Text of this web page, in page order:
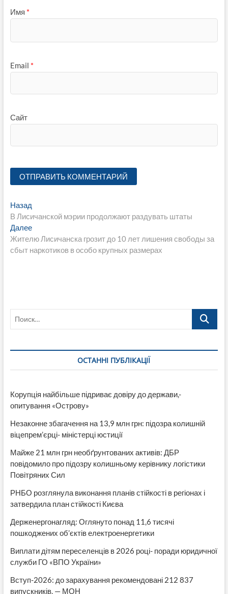
Имя *
Email *
Сайт
Навигация
по
записям
НазадПредыдущая
запись:
В Лисичанской мэрии продолжают раздувать штаты
ДалееСледующая
запись:
Жителю Лисичанска грозит до 10 лет лишения свободы за
сбыт наркотиков в особо крупных размерах
Поиск…
ОСТАННІ ПУБЛІКАЦІЇ
Корупція найбільше підриває довіру до держави,-
опитування «Острову»
Незаконне збагачення на 13,9 млн грн: підозра колишній
віцепрем’єрці- міністерці юстиції
Майже 21 млн грн необґрунтованих активів: ДБР
повідомило про підозру колишньому керівнику логістики
Повітряних Сил
РНБО розглянула виконання планів стійкості в регіонах і
затвердила план стійкості Києва
Держенергонагляд: Оглянуто понад 11,6 тисячі
пошкоджених об’єктів електроенергетики
Виплати дітям переселенців в 2026 році- поради юридичної
служби ГО «ВПО України»
Вступ-2026: до зарахування рекомендовані 212 837
випускників, — МОН